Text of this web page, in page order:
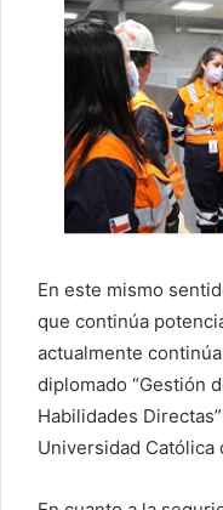
En este mismo
que continúa
actualmente
diplomado “Gestión
Habilidades
Universidad Católica